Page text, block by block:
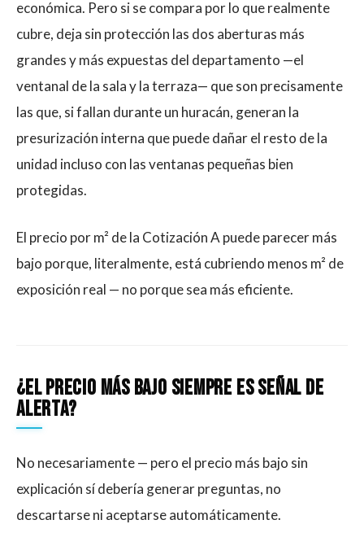
económica. Pero si se compara por lo que realmente
cubre, deja sin protección las dos aberturas más
grandes y más expuestas del departamento —el
ventanal de la sala y la terraza— que son precisamente
las que, si fallan durante un huracán, generan la
presurización interna que puede dañar el resto de la
unidad incluso con las ventanas pequeñas bien
protegidas.
El precio por m² de la Cotización A puede parecer más
bajo porque, literalmente, está cubriendo menos m² de
exposición real — no porque sea más eficiente.
¿El precio más bajo siempre es señal de
alerta?
No necesariamente — pero el precio más bajo sin
explicación sí debería generar preguntas, no
descartarse ni aceptarse automáticamente.